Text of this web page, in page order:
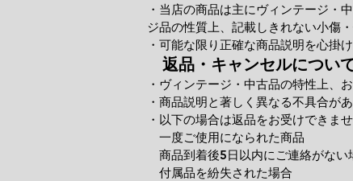
・当店の商品は主にヴィンテージ・
ジ品の性質上、記載しきれない小傷
・可能な限り正確な商品説明を心掛
返品・キャンセルについ
・ヴィンテージ・中古品の特性上、
・商品説明と著しく異なる不具合が
・以下の場合は返品をお受けできませ
一度ご使用になられた商品
商品到着後5日以内にご連絡がない
付属品を紛失された場合